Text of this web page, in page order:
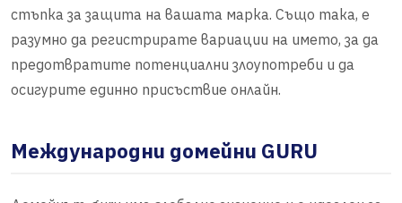
стъпка за защита на вашата марка. Също така, е
разумно да регистрирате вариации на името, за да
предотвратите потенциални злоупотреби и да
осигурите единно присъствие онлайн.
Международни домейни GURU